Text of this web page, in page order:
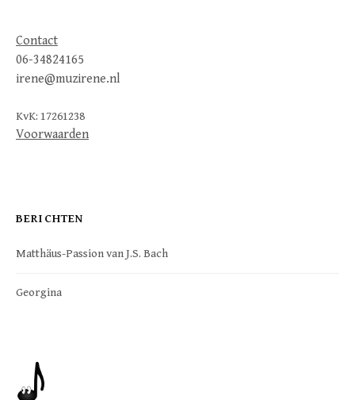
Contact
06-34824165
irene@muzirene.nl
KvK: 17261238
Voorwaarden
BERICHTEN
Matthäus-Passion van J.S. Bach
Georgina